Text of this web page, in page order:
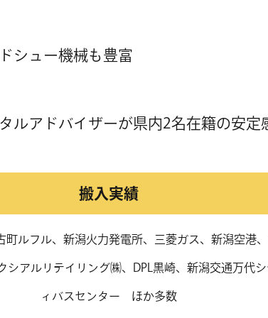
シュー機械も豊富
ルアドバイザーが県内2名在籍の安定
搬入実績
町ルフル、新潟火力発電所、三菱ガス、新潟空港
シアルリテイリング㈱、DPL黒崎、新潟交通万代シ
ィバスセンター ほか多数